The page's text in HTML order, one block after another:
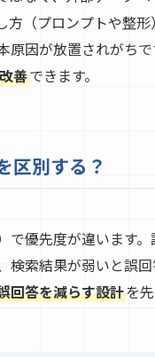
（プロンプトや整
因が放置されがち
善できます。
区別する？
優先度が違います
検索結果が弱いと誤
回答を減らす設計を